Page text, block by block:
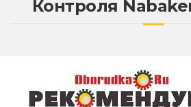
Контроля